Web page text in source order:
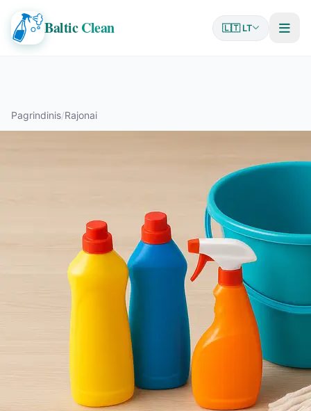
Baltic Clean 🇱🇹 LT
Pagrindinis/Rajonai